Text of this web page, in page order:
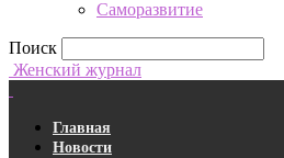
Саморазвитие
Поиск
Женский журнал
Главная
Новости